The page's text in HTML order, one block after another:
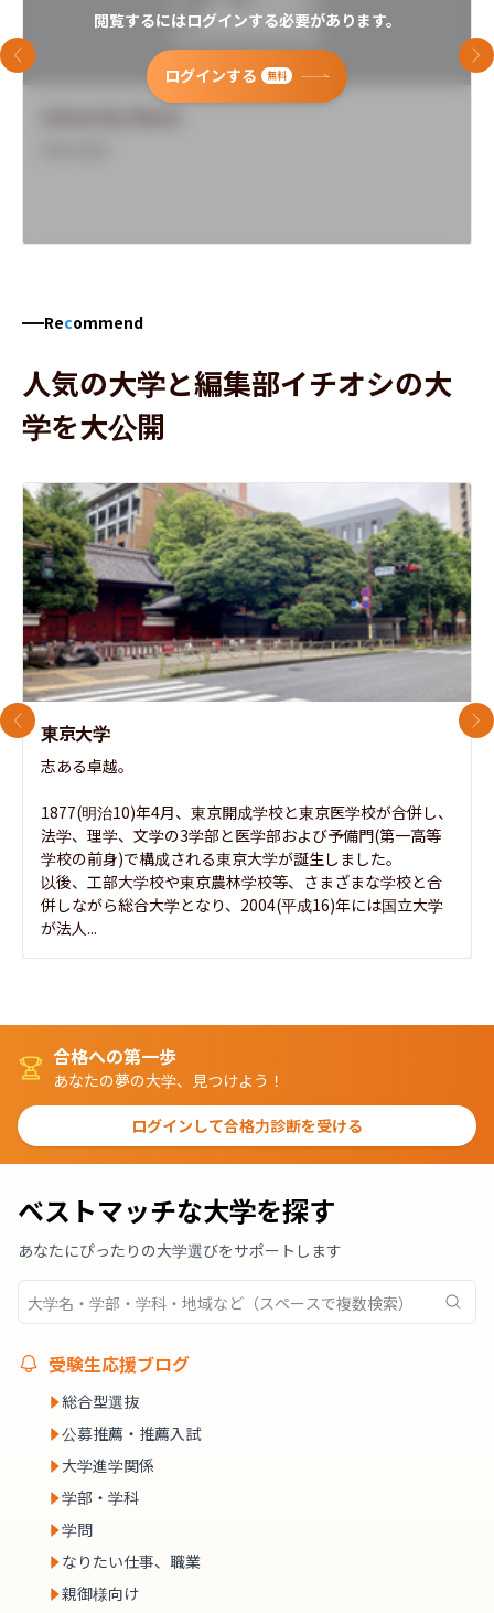
閲覧するにはログインする必要があります。
ログインする 無料
前のスライド 次
Recommend
人気の大学と編集部イチオシの大
学を大公開
東京大学
志ある卓越。
1877(明治10)年4月、東京開成学校と東京医学校が合併し、
法学、理学、文学の3学部と医学部および予備門(第一高等
学校の前身)で構成される東京大学が誕生しました。
以後、工部大学校や東京農林学校等、さまざまな学校と合
併しながら総合大学となり、2004(平成16)年には国立大学
が法人...
前のスライド 次
合格への第一歩
あなたの夢の大学、見つけよう！
ログインして合格力診断を受ける
ベストマッチな大学を探す
あなたにぴったりの大学選びをサポートします
受験生応援ブログ
総合型選抜
公募推薦・推薦入試
大学進学関係
学部・学科
学問
なりたい仕事、職業
親御様向け